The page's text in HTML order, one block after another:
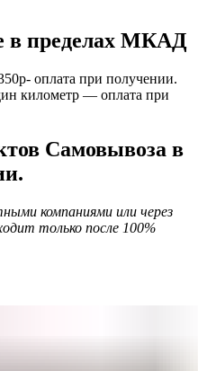
в пределах МКАД
оплата при получении.
километр — оплата при
Самовывоза в
компаниями или через
только после 100%